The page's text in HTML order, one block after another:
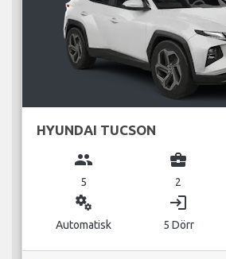
HYUNDAI TUCSON
group
5
business_center
2
miscellaneous_services
Automatisk
login
5 Dörr